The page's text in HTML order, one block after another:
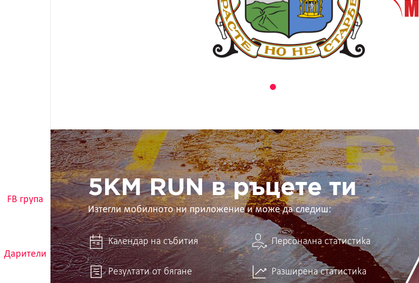
FB група
Дарители
5KM
RUN
в
ръцете
ти
5KM RUN в ръцете ти
Изтегли мобилното ни приложение и може да следиш:
Календар на събития Персонална статистика
Резултати от бягане Разширена статистика